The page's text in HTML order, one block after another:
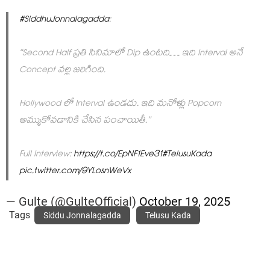
#SiddhuJonnalagadda:
“Second Half ప్రతి సినిమాలో Dip ఉంటది… ఇది Interval అనే
Concept వల్ల జరిగింది.
Hollywood లో Interval ఉండదు. ఇది మనోళ్లు Popcorn
అమ్ముకోవడానికి చేసిన పంచాయితీ.”
Full Interview:https://t.co/EpNF1Eve31#TelusuKada
pic.twitter.com/9YLosnWeVx
— Gulte (@GulteOfficial) October 19, 2025
Tags Siddu Jonnalagadda Telusu Kada